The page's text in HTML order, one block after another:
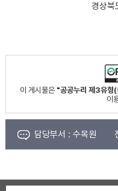
경상북
이 게시물은 "공공누리 제3유형
이
담당부서 : 수목원